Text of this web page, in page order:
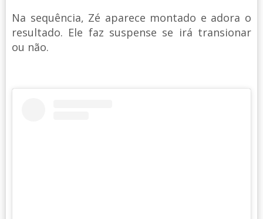
Na sequência, Zé aparece montado e adora o
resultado. Ele faz suspense se irá transionar
ou não.